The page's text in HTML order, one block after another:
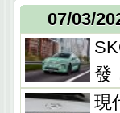
07/03/
發
現